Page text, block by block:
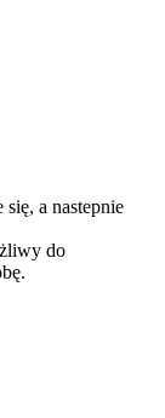
a nastepnie
do